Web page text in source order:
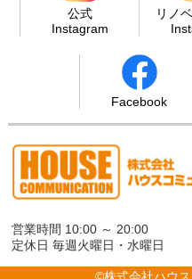
公式
Instagram
リノ
Facebook
営業時間 10:00 ～ 20:00
定休日 毎週火曜日・水曜日